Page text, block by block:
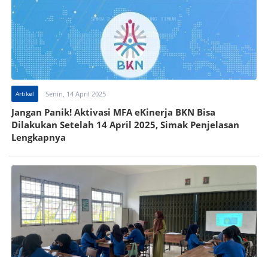
Artikel Senin, 14 April 2025
Jangan Panik! Aktivasi MFA eKinerja BKN Bisa
Dilakukan Setelah 14 April 2025, Simak Penjelasan
Lengkapnya